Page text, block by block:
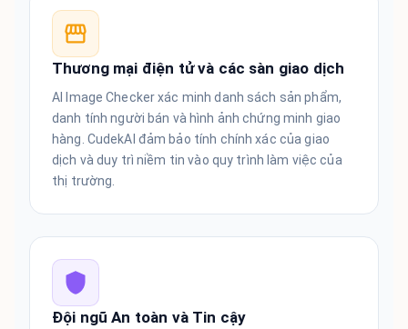
Thương mại điện tử và các sàn giao dịch
AI Image Checker xác minh danh sách sản phẩm,
danh tính người bán và hình ảnh chứng minh giao
hàng. CudekAI đảm bảo tính chính xác của giao
dịch và duy trì niềm tin vào quy trình làm việc của
thị trường.
Đội ngũ An toàn và Tin cậy